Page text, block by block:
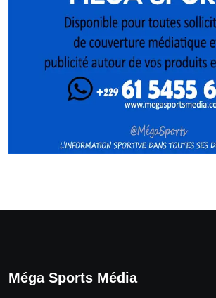
Méga Sports Média